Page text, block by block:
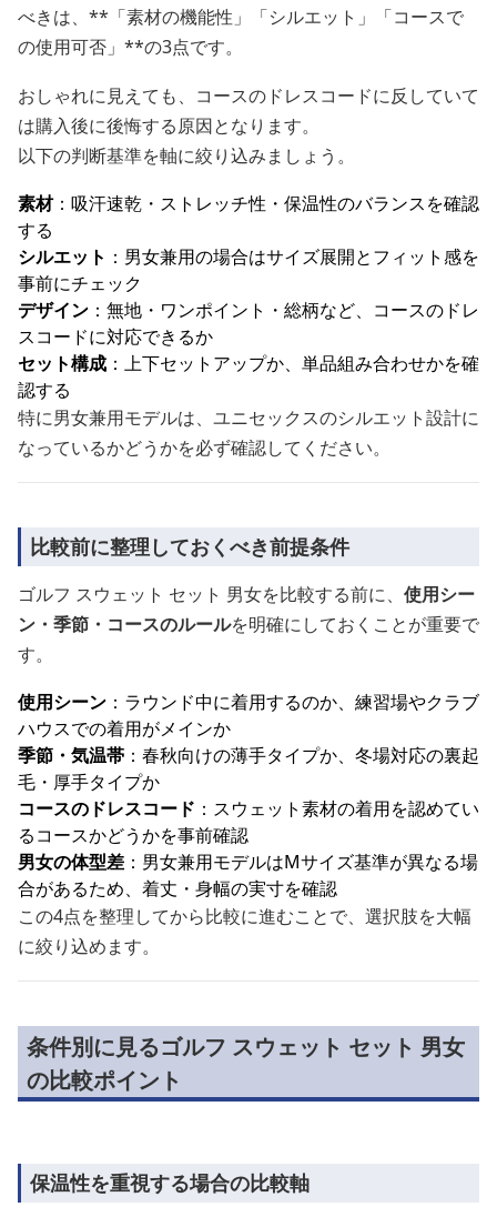
べきは、**「素材の機能性」「シルエット」「コースで
の使用可否」**の3点です。
おしゃれに見えても、コースのドレスコードに反していて
は購入後に後悔する原因となります。
以下の判断基準を軸に絞り込みましょう。
素材：吸汗速乾・ストレッチ性・保温性のバランスを確認
する
シルエット ：男女兼用の場合はサイズ展開とフィット感を
事前にチェック
デザイン ：無地・ワンポイント・総柄など、コースのドレ
スコードに対応できるか
セット構成 ：上下セットアップか、単品組み合わせかを確
認する
特に男女兼用モデルは、ユニセックスのシルエット設計に
なっているかどうかを必ず確認してください。
比較前に整理しておくべき前提条件
ゴルフ スウェット セット 男女を比較する前に、 使用シー
ン・季節・コースのルールを明確にしておくことが重要で
す。
使用シーン ：ラウンド中に着用するのか、練習場やクラブ
ハウスでの着用がメインか
季節・気温帯 ：春秋向けの薄手タイプか、冬場対応の裏起
毛・厚手タイプか
コースのドレスコード ：スウェット素材の着用を認めてい
るコースかどうかを事前確認
男女の体型差 ：男女兼用モデルはMサイズ基準が異なる場
合があるため、着丈・身幅の実寸を確認
この4点を整理してから比較に進むことで、選択肢を大幅
に絞り込めます。
条件別に見るゴルフ スウェット セット 男女
の比較ポイント
保温性を重視する場合の比較軸